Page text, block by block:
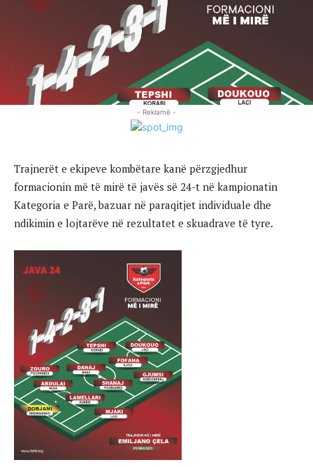
- Reklamë -
Trajnerët e ekipeve kombëtare kanë përzgjedhur
formacionin më të mirë të javës së 24-t në kampionatin
Kategoria e Parë, bazuar në paraqitjet individuale dhe
ndikimin e lojtarëve në rezultatet e skuadrave të tyre.